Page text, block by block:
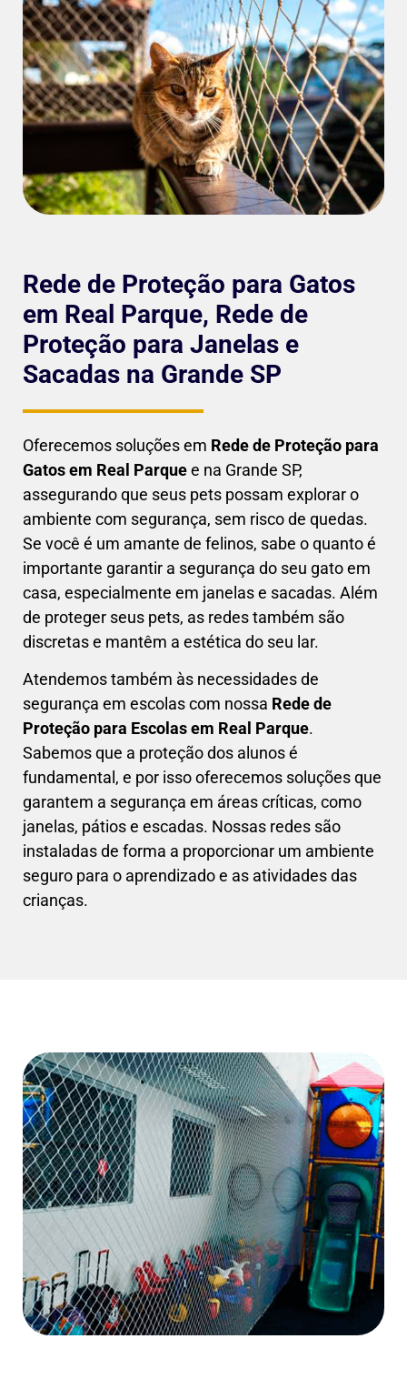
Rede de Proteção para Gatos
em Real Parque, Rede de
Proteção para Janelas e
Sacadas na Grande SP
Oferecemos soluções em Rede de Proteção para
Gatos em Real Parquee na Grande SP,
assegurando que seus pets possam explorar o
ambiente com segurança, sem risco de quedas.
Se você é um amante de felinos, sabe o quanto é
importante garantir a segurança do seu gato em
casa, especialmente em janelas e sacadas. Além
de proteger seus pets, as redes também são
discretas e mantêm a estética do seu lar.
Atendemos também às necessidades de
segurança em escolas com nossa Rede de
Proteção para Escolas em Real Parque.
Sabemos que a proteção dos alunos é
fundamental, e por isso oferecemos soluções que
garantem a segurança em áreas críticas, como
janelas, pátios e escadas. Nossas redes são
instaladas de forma a proporcionar um ambiente
seguro para o aprendizado e as atividades das
crianças.